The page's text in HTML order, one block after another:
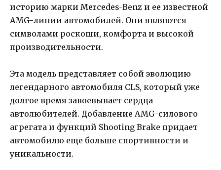
историю марки Mercedes-Benz и ее известной
AMG-линии автомобилей. Они являются
символами роскоши, комфорта и высокой
производительности.
Эта модель представляет собой эволюцию
легендарного автомобиля CLS, который уже
долгое время завоевывает сердца
автолюбителей. Добавление AMG-силового
агрегата и функций Shooting Brake придает
автомобилю еще больше спортивности и
уникальности.